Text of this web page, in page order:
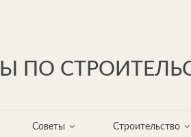
ПО
Советы Строительство